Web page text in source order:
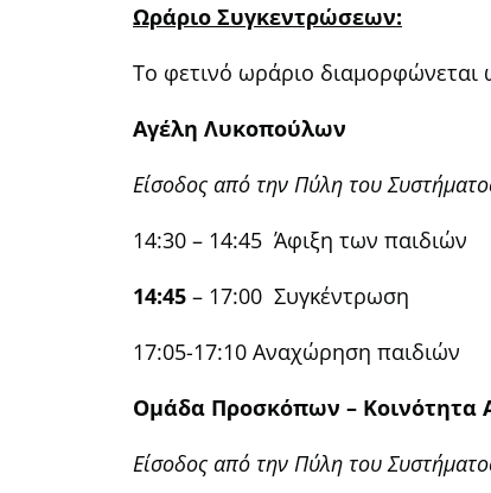
Ωράριο Συγκεντρώσεων:
Το φετινό ωράριο διαμορφώνεται
Αγέλη Λυκοπούλων
Είσοδος από την Πύλη του
14:30 – 14:45 Άφιξη των παιδιών
14:45 – 17:00 Συγκέντρωση
17:05-17:10 Αναχώρηση παιδιών
Ομάδα Προσκόπων – Κοινότητα
Είσοδος από την Πύλη του